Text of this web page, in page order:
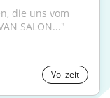
die uns vom
SALON..."
Vollzeit